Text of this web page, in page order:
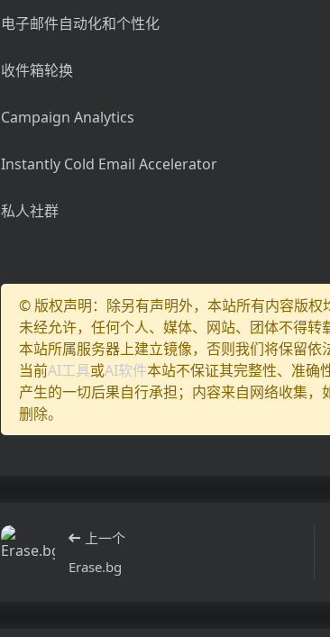
电子邮件自动化和个性化
收件箱轮换
Campaign Analytics
Instantly Cold Email Accelerator
私人社群
© 版权声明：除另有声明外，本站所有内容版权
未经允许，任何个人、媒体、网站、团体不得
本站所属服务器上建立镜像，否则我们将保留依
当前AI工具或AI软件本站不保证其完整性、准确
产生的一切后果自行承担；内容来自网络收集，
删除。
上一个
Erase.bg